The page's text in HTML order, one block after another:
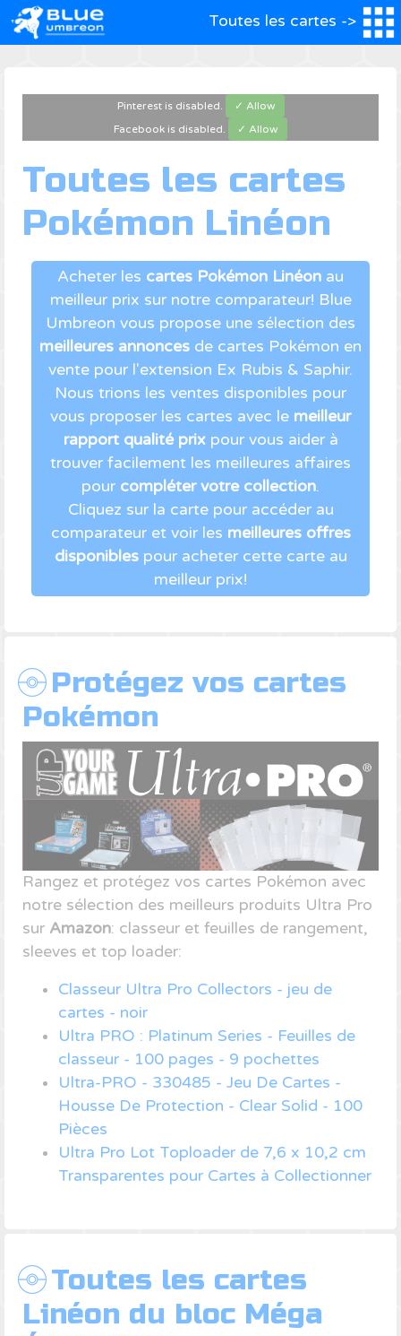
Toutes les cartes ->
Pinterest is disabled.
✓ Allow
Facebook is disabled.
✓ Allow
Toutes les cartes
Pokémon Linéon
Acheter les cartes Pokémon Linéon au
meilleur prix sur notre comparateur! Blue
Umbreon vous propose une sélection des
meilleures annonces de cartes Pokémon en
vente pour l'extension Ex Rubis & Saphir.
Nous trions les ventes disponibles pour
vous proposer les cartes avec le meilleur
rapport qualité prixpour vous aider à
trouver facilement les meilleures affaires
pour compléter votre collection.
Cliquez sur la carte pour accéder au
comparateur et voir les meilleures offres
disponiblespour acheter cette carte au
meilleur prix!
Protégez vos cartes
Pokémon
Rangez et protégez vos cartes Pokémon avec
notre sélection des meilleurs produits Ultra Pro
sur Amazon: classeur et feuilles de rangement,
sleeves et top loader:
Classeur Ultra Pro Collectors - jeu de
cartes - noir
Ultra PRO : Platinum Series - Feuilles de
classeur - 100 pages - 9 pochettes
Ultra-PRO - 330485 - Jeu De Cartes -
Housse De Protection - Clear Solid - 100
Pièces
Ultra Pro Lot Toploader de 7,6 x 10,2 cm
Transparentes pour Cartes à Collectionner
Toutes les cartes
Linéon du bloc Méga